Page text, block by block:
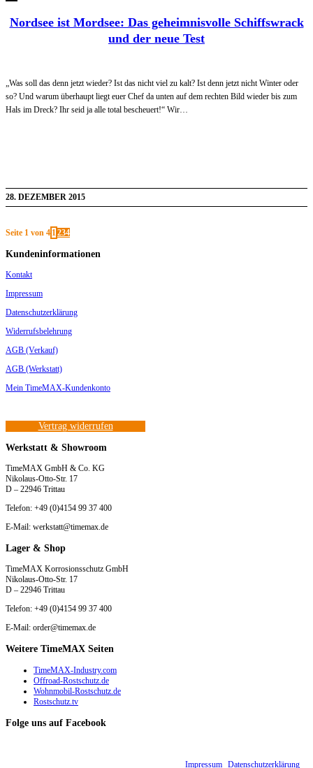
Nordsee ist Mordsee: Das geheimnisvolle Schiffswrack
und der neue Test
„Was soll das denn jetzt wieder? Ist das nicht viel zu kalt? Ist denn jetzt nicht Winter oder
so? Und warum überhaupt liegt euer Chef da unten auf dem rechten Bild wieder bis zum
Hals im Dreck? Ihr seid ja alle total bescheuert!“ Wir…
28. DEZEMBER 2015
Seite 1 von 4 1234
Kundeninformationen
Kontakt
Impressum
Datenschutzerklärung
Widerrufsbelehrung
AGB (Verkauf)
AGB (Werkstatt)
Mein TimeMAX-Kundenkonto
Vertrag widerrufen
Werkstatt & Showroom
TimeMAX GmbH & Co. KG
Nikolaus-Otto-Str. 17
D – 22946 Trittau
Telefon: +49 (0)4154 99 37 400
E-Mail: werkstatt@timemax.de
Lager & Shop
TimeMAX Korrosionsschutz GmbH
Nikolaus-Otto-Str. 17
D – 22946 Trittau
Telefon: +49 (0)4154 99 37 400
E-Mail: order@timemax.de
Weitere TimeMAX Seiten
TimeMAX-Industry.com
Offroad-Rostschutz.de
Wohnmobil-Rostschutz.de
Rostschutz.tv
Folge uns auf Facebook
Impressum Datenschutzerklärung